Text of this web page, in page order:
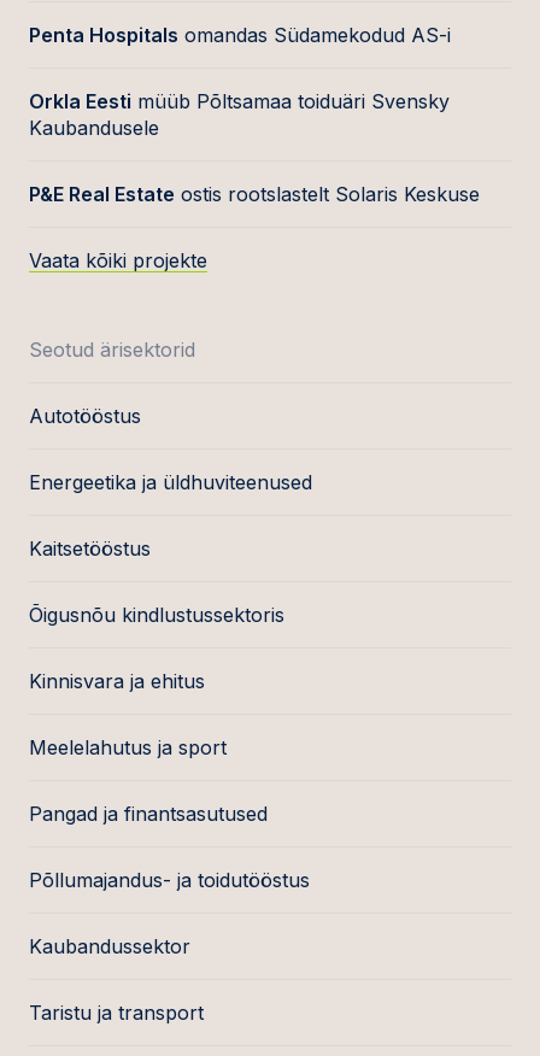
Penta Hospitals omandas Südamekodud AS-i
Orkla Eesti müüb Põltsamaa toiduäri Svensky
Kaubandusele
P&E Real Estate ostis rootslastelt Solaris Keskuse
Vaata kõiki projekte
Seotud ärisektorid
Autotööstus
Energeetika ja üldhuviteenused
Kaitsetööstus
Õigusnõu kindlustussektoris
Kinnisvara ja ehitus
Meelelahutus ja sport
Pangad ja finantsasutused
Põllumajandus- ja toidutööstus
Kaubandussektor
Taristu ja transport